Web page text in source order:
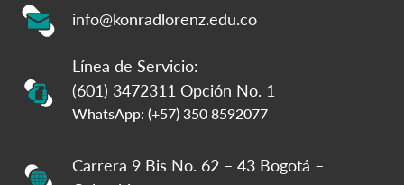
info@konradlorenz.edu.co
Línea de Servicio:
(601) 3472311 Opción No. 1
WhatsApp: (+57) 350 8592077
Carrera 9 Bis No. 62 – 43 Bogotá –